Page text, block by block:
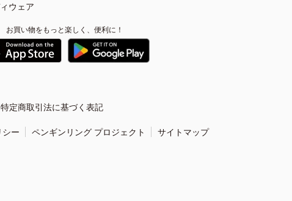
ウェア
お買い物をもっと楽しく、便利に！
特定商取引法に基づく表記
ー ペンギンリング プロジェクト サイトマップ